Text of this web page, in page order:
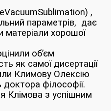
VacuumSublimation) ,
параметрів, дає
матеріали хорошої
об’єм
як самої дисертації
Климову Олексію
філософії.
Клімова з успішним